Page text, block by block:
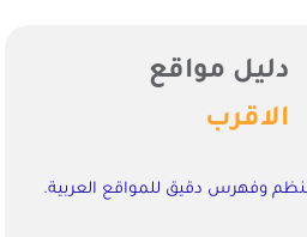
دليل مواقع
الاقرب
وفهرس دقيق للمواقع العربية.